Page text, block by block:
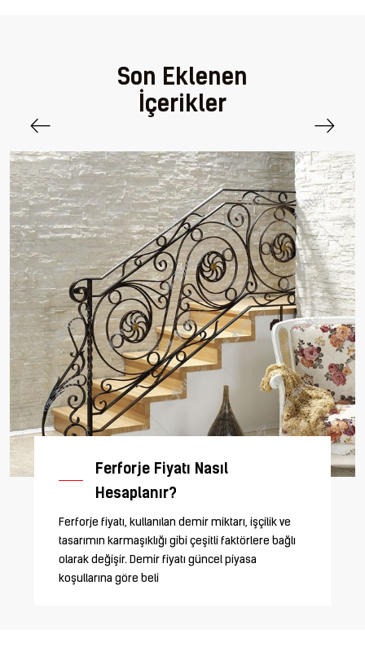
Son Eklenen
İçerikler
Ferforje Fiyatı Nasıl
Hesaplanır?
Ferforje fiyatı, kullanılan demir miktarı, işçilik ve
tasarımın karmaşıklığı gibi çeşitli faktörlere bağlı
olarak değişir. Demir fiyatı güncel piyasa
koşullarına göre beli